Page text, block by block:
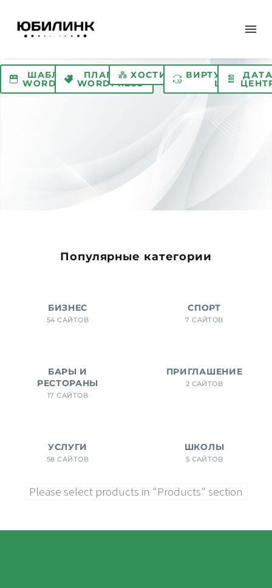
ШАБЛОНЫ
WORDPRESS
ПЛАГИНЫ
WORDPRESS
ХОСТИНГ ВИРТУАЛЬНЫЙ
ЦОД
Популярные категории
БИЗНЕС
54 САЙТОВ
СПОРТ
7 САЙТОВ
БАРЫ И
РЕСТОРАНЫ
17 САЙТОВ
ПРИГЛАШЕНИЕ
2 САЙТОВ
УСЛУГИ
58 САЙТОВ
ШКОЛЫ
5 САЙТОВ
Please select products in "Products" section